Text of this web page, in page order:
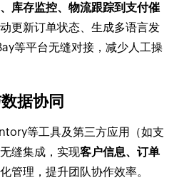
库存监控、物流跟踪到支付催
更新订单状态、生成多语言发
等平台无缝对接，减少人工操
据协同
等工具及第三方应用（如支
缝集成，实现客户信息、订单
管理，提升团队协作效率。